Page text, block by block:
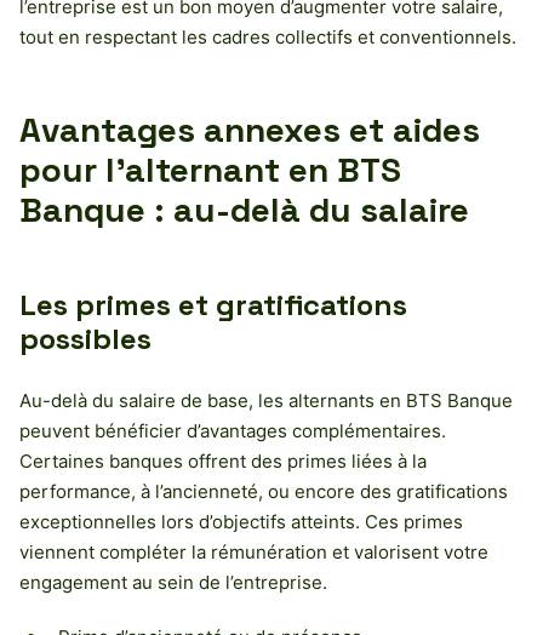
l’entreprise est un bon moyen d’augmenter votre salaire,
tout en respectant les cadres collectifs et conventionnels.
Avantages annexes et aides
pour l’alternant en BTS
Banque : au-delà du salaire
Les primes et gratifications
possibles
Au-delà du salaire de base, les alternants en BTS Banque
peuvent bénéficier d’avantages complémentaires.
Certaines banques offrent des primes liées à la
performance, à l’ancienneté, ou encore des gratifications
exceptionnelles lors d’objectifs atteints. Ces primes
viennent compléter la rémunération et valorisent votre
engagement au sein de l’entreprise.